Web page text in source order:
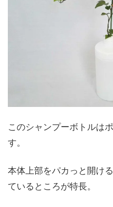
このシャンプーボトルは
す。
本体上部をパカっと開け
ているところが特長。